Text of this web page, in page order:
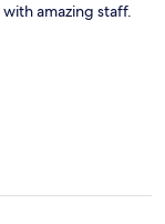
amazing staff.